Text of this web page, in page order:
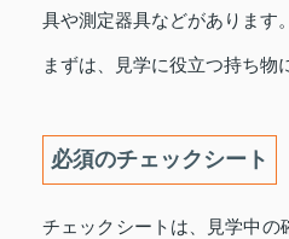
具や測定器具などがあります。
まずは、見学に役立つ持ち物
必須のチェックシート
チェックシートは、見学中の